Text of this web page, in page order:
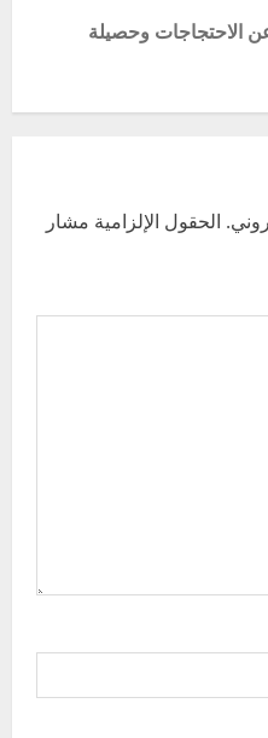
الاحتجاجات وحصيلة
الحقول الإلزامية مشار